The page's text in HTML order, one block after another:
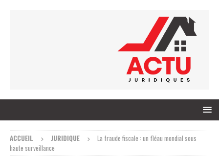
ACCUEIL JURIDIQUE
La fraude fiscale : un fléau mondial sous
haute surveillance